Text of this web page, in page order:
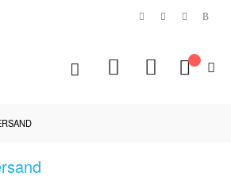
Mein